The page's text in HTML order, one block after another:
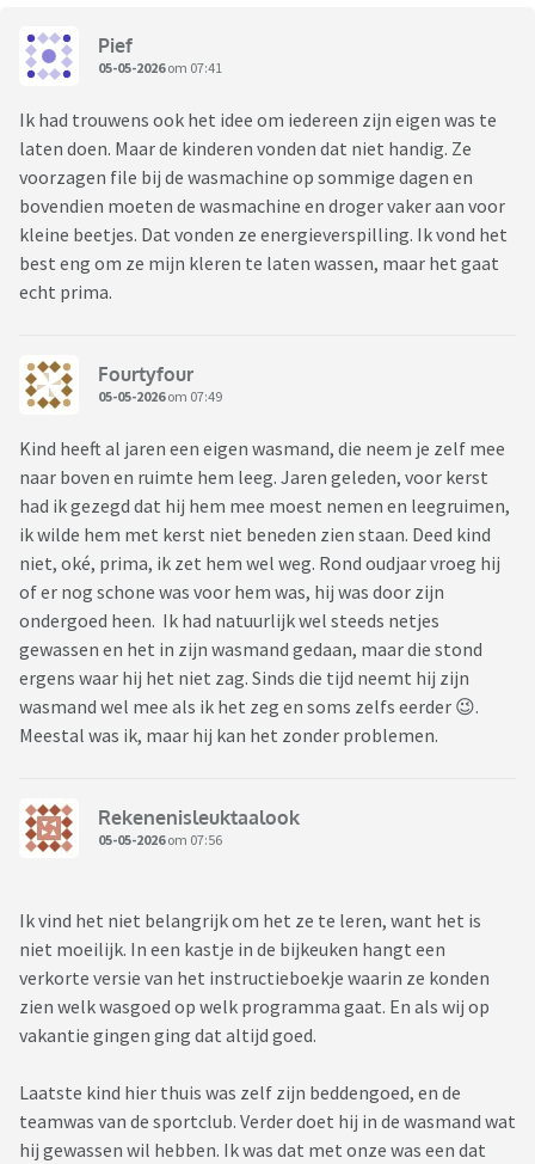
Pief
05-05-2026om 07:41
Ik had trouwens ook het idee om iedereen zijn eigen was te
laten doen. Maar de kinderen vonden dat niet handig. Ze
voorzagen file bij de wasmachine op sommige dagen en
bovendien moeten de wasmachine en droger vaker aan voor
kleine beetjes. Dat vonden ze energieverspilling. Ik vond het
best eng om ze mijn kleren te laten wassen, maar het gaat
echt prima.
Fourtyfour
05-05-2026om 07:49
Kind heeft al jaren een eigen wasmand, die neem je zelf mee
naar boven en ruimte hem leeg. Jaren geleden, voor kerst
had ik gezegd dat hij hem mee moest nemen en leegruimen,
ik wilde hem met kerst niet beneden zien staan. Deed kind
niet, oké, prima, ik zet hem wel weg. Rond oudjaar vroeg hij
of er nog schone was voor hem was, hij was door zijn
ondergoed heen. Ik had natuurlijk wel steeds netjes
gewassen en het in zijn wasmand gedaan, maar die stond
ergens waar hij het niet zag. Sinds die tijd neemt hij zijn
wasmand wel mee als ik het zeg en soms zelfs eerder 😉.
Meestal was ik, maar hij kan het zonder problemen.
Rekenenisleuktaalook
05-05-2026om 07:56
Ik vind het niet belangrijk om het ze te leren, want het is
niet moeilijk. In een kastje in de bijkeuken hangt een
verkorte versie van het instructieboekje waarin ze konden
zien welk wasgoed op welk programma gaat. En als wij op
vakantie gingen ging dat altijd goed.
Laatste kind hier thuis was zelf zijn beddengoed, en de
teamwas van de sportclub. Verder doet hij in de wasmand wat
hij gewassen wil hebben. Ik was dat met onze was een dat